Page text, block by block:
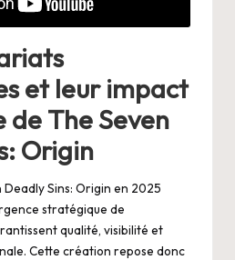
et leur impact
de The Seven
Origin
Sins: Origin en 2025
stratégique de
qualité, visibilité et
Cette création repose donc